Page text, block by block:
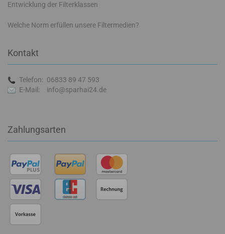
Entwicklung der Filterklassen
Welche Norm erfüllen unsere Filtermedien?
Kontakt
Telefon: 06833 89 47 593
E-Mail:
info@sparhai24.de
Zahlungsarten